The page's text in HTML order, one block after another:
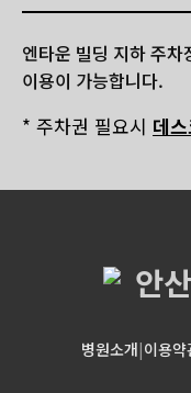
엔타운 빌딩 지하 주차
이용이 가능합니다.
* 주차권 필요시 데
병원소개|이용약